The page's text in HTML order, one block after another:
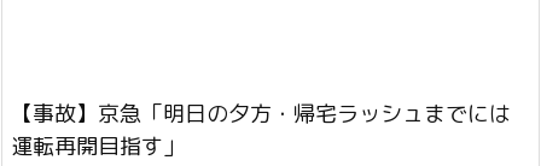
【事故】京急「明日の夕方・帰宅ラッシュまでには
運転再開目指す」